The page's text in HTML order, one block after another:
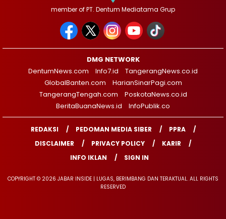
member of PT. Dentum Mediatama Grup
DMG NETWORK
DentumNews.com
Info7.id
TangerangNews.co.id
GlobalBanten.com
HarianSinarPagi.com
TangerangTengah.com
PoskotaNews.co.id
BeritaBuanaNews.id
InfoPublik.co
REDAKSI PEDOMAN MEDIA SIBER
PPRA
DISCLAIMER
PRIVACY POLICY
KARIR
INFO IKLAN
SIGN IN
COPYRIGHT © 2026 JABAR INSIDE | LUGAS, BERIMBANG DAN TERAKTUAL. ALL RIGHTS
RESERVED